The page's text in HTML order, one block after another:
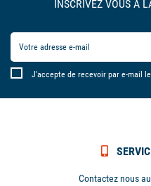
INSCRIVEZ VOUS À
J'accepte de recevoir par e-mail
Contactez nous au